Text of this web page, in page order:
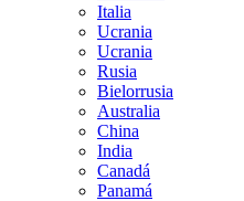
Italia
Ucrania
Ucrania
Rusia
Bielorrusia
Australia
China
India
Canadá
Panamá